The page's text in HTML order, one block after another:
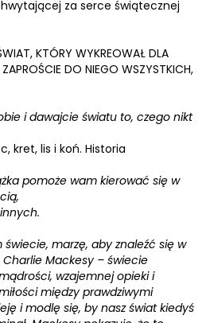
za serce świątecznej
KTÓRY WYKREOWAŁ DLA
DO NIEGO WSZYSTKICH,
i dawajcie światu to, czego nikt
kret, lis i koń. Historia
pomoże wam kierować się w
marzę, aby znaleźć się w
Mackesy – świecie
wzajemnej opieki i
między prawdziwymi
i modlę się, by nasz świat kiedyś